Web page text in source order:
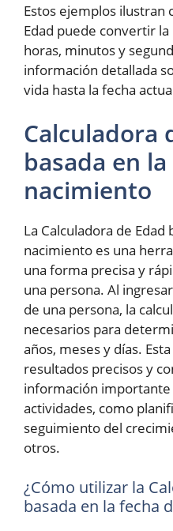
Estos ejemplos ilustran
Edad puede convertir
horas, minutos y
información detallada
vida hasta la fecha
Calculadora
basada en
nacimiento
La Calculadora de Edad
nacimiento es una
una forma precisa y
una persona. Al
de una persona, la
necesarios para
años, meses y días.
resultados precisos y
información importante
actividades, como
seguimiento del
otros.
¿Cómo utilizar la
basada en la fecha